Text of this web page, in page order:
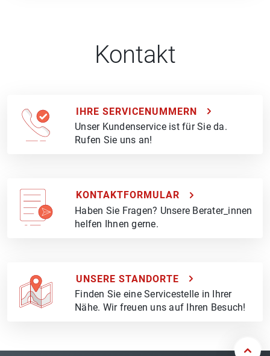
Kontakt
IHRE SERVICENUMMERN
Unser Kundenservice ist für Sie da.
Rufen Sie uns an!
KONTAKTFORMULAR
Haben Sie Fragen? Unsere Berater_innen
helfen Ihnen gerne.
UNSERE STANDORTE
Finden Sie eine Servicestelle in Ihrer
Nähe. Wir freuen uns auf Ihren Besuch!